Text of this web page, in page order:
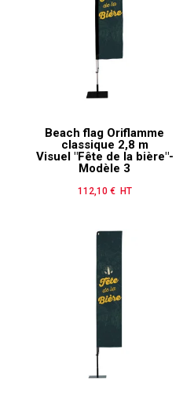
Beach flag Oriflamme
classique 2,8 m
Visuel "Fête de la bière"-
Modèle 3
Prix
112,10 € HT